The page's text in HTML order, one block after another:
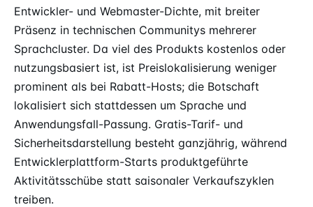
Entwickler- und Webmaster-Dichte, mit breiter
Präsenz in technischen Communitys mehrerer
Sprachcluster. Da viel des Produkts kostenlos oder
nutzungsbasiert ist, ist Preislokalisierung weniger
prominent als bei Rabatt-Hosts; die Botschaft
lokalisiert sich stattdessen um Sprache und
Anwendungsfall-Passung. Gratis-Tarif- und
Sicherheitsdarstellung besteht ganzjährig, während
Entwicklerplattform-Starts produktgeführte
Aktivitätsschübe statt saisonaler Verkaufszyklen
treiben.